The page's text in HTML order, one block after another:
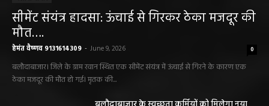
सीमेंट संयंत्र हादसा: ऊंचाई से गिरकर ठेका मजदूर की
मौत….
हेमंत वैष्णव 9131614309 - June 9, 2026 0
बलौदाबाजार। जिले के ग्राम रवान स्थित एक सीमेंट संयंत्र में ऊंचाई से गिरने के कारण एक
ठेका मजदूर की मौत हो गई। मृतक की...